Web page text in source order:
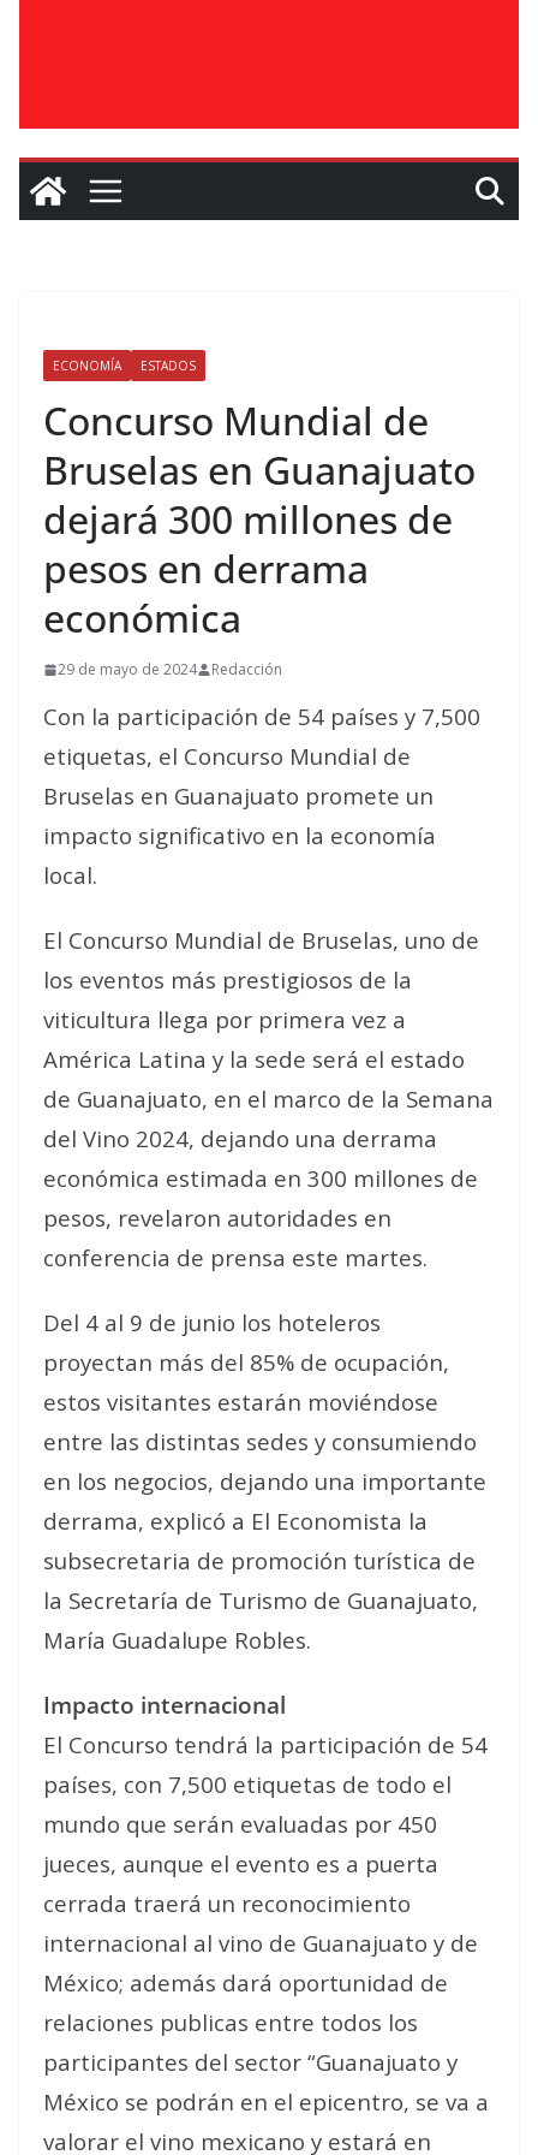
ECONOMÍA ESTADOS
Concurso Mundial de
Bruselas en Guanajuato
dejará 300 millones de
pesos en derrama
económica
29 de mayo de 2024 Redacción
Con la participación de 54 países y 7,500
etiquetas, el Concurso Mundial de
Bruselas en Guanajuato promete un
impacto significativo en la economía
local.
El Concurso Mundial de Bruselas, uno de
los eventos más prestigiosos de la
viticultura llega por primera vez a
América Latina y la sede será el estado
de Guanajuato, en el marco de la Semana
del Vino 2024, dejando una derrama
económica estimada en 300 millones de
pesos, revelaron autoridades en
conferencia de prensa este martes.
Del 4 al 9 de junio los hoteleros
proyectan más del 85% de ocupación,
estos visitantes estarán moviéndose
entre las distintas sedes y consumiendo
en los negocios, dejando una importante
derrama, explicó a El Economista la
subsecretaria de promoción turística de
la Secretaría de Turismo de Guanajuato,
María Guadalupe Robles.
Impacto internacional
El Concurso tendrá la participación de 54
países, con 7,500 etiquetas de todo el
mundo que serán evaluadas por 450
jueces, aunque el evento es a puerta
cerrada traerá un reconocimiento
internacional al vino de Guanajuato y de
México; además dará oportunidad de
relaciones publicas entre todos los
participantes del sector “Guanajuato y
México se podrán en el epicentro, se va a
valorar el vino mexicano y estará en